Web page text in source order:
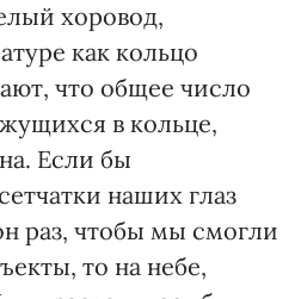
хоровод,
как кольцо
что общее число
в кольце,
Если бы
наших глаз
раз, чтобы мы смогли
то на небе,